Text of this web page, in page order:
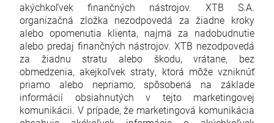
akýchkoľvek finančných nástrojov. XTB S.A.
organizačná zložka nezodpovedá za žiadne kroky
alebo opomenutia klienta, najmä za nadobudnutie
alebo predaj finančných nástrojov. XTB nezodpovedá
za žiadnu stratu alebo škodu, vrátane, bez
obmedzenia, akejkoľvek straty, ktorá môže vzniknúť
priamo alebo nepriamo, spôsobená na základe
informácií obsiahnutých v tejto marketingovej
komunikácii. V prípade, že marketingová komunikácia